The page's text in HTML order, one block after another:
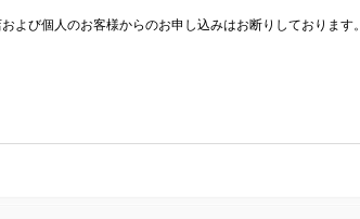
よび個人のお客様からのお申し込みはお断りしております。